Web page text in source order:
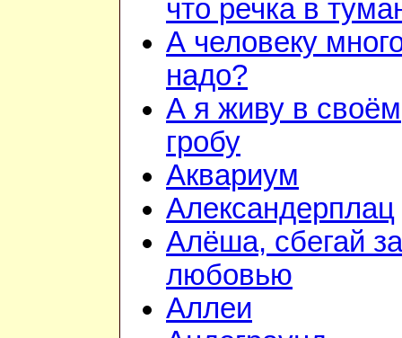
что речка в
А человеку
надо?
А я живу в своём
гробу
Аквариум
Александерплац
Алёша, сбегай за
любовью
Аллеи